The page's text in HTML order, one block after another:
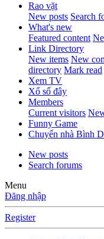
Rao vặt
New posts Search
What's new
Featured content
Link Directory
New items New
directory Mark read
Xem TV
Xổ số đây
Members
Current visitors
Funny Game
Chuyển nhà Bình
New posts
Search forums
Menu
Đăng nhập
Register